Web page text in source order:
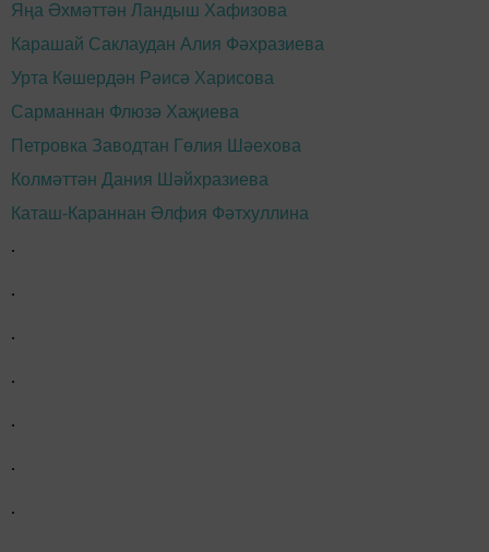
Яңа Әхмәттән Ландыш Хафизова
Карашай Саклаудан Алия Фәхразиева
Урта Кәшердән Рәисә Харисова
Сарманнан Флюзә Хаҗиева
Петровка Заводтан Гөлия Шәехова
Колмәттән Дания Шәйхразиева
Каташ-Караннан Әлфия Фәтхуллина